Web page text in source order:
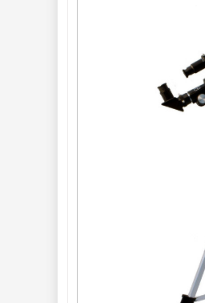
Katadioptrické 7
ED/Apochromáty